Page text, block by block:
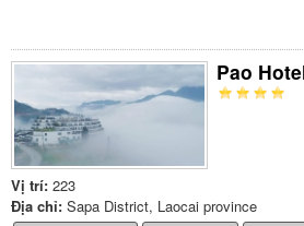
Pao
Vị trí: 223
Địa chỉ: Sapa District, Laocai province